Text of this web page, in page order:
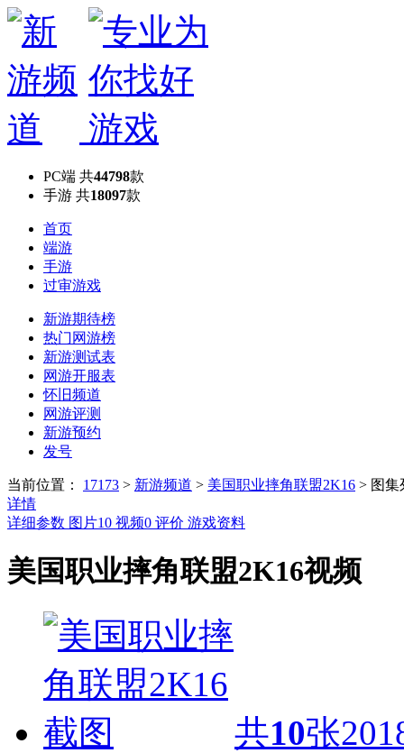
PC端 共44798款
手游 共18097款
首页
端游
手游
过审游戏
新游期待榜
热门网游榜
新游测试表
网游开服表
怀旧频道
网游评测
新游预约
发号
当前位置： 17173 > 新游频道 > 美国职业摔角联盟2K16 > 图集
详情
详细参数 图片10 视频0 评价 游戏资料
美国职业摔角联盟2K16视频
共10张